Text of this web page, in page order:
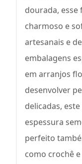
dourada,
charmoso e
artesanais e
embalagens
em arranjos
desenvolver
delicadas,
espessura
perfeito
como crochê